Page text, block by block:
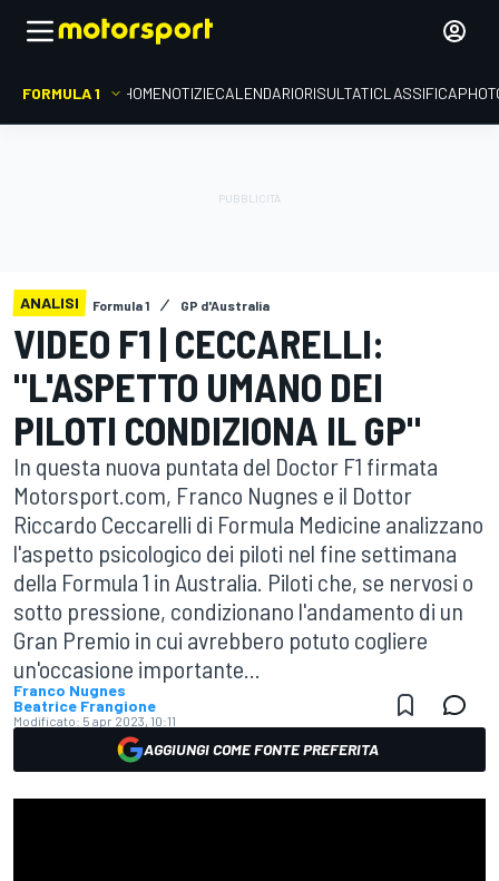
FORMULA 1 HOMENOTIZIECALENDARIORISULTATICLASSIFICA
ANALISI Formula 1 GP d'Australia
VIDEO F1 | CECCARELLI:
"L'ASPETTO UMANO DEI
PILOTI CONDIZIONA IL GP"
In questa nuova puntata del Doctor F1 firmata
Motorsport.com, Franco Nugnes e il Dottor
Riccardo Ceccarelli di Formula Medicine analizzano
l'aspetto psicologico dei piloti nel fine settimana
della Formula 1 in Australia. Piloti che, se nervosi o
sotto pressione, condizionano l'andamento di un
Gran Premio in cui avrebbero potuto cogliere
un'occasione importante...
Franco Nugnes
Beatrice Frangione
Modificato: 5 apr 2023, 10:11
AGGIUNGI COME FONTE PREFERITA